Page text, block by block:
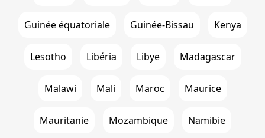
Guinée équatoriale Guinée-Bissau Kenya
Lesotho Libéria Libye Madagascar
Malawi Mali Maroc Maurice
Mauritanie Mozambique Namibie